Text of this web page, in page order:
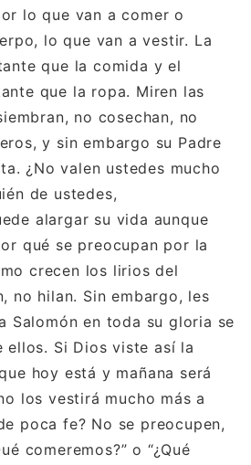
lo que van a comer o
lo que van a vestir. La
que la comida y el
que la ropa. Miren las
no cosechan, no
y sin embargo su Padre
¿No valen ustedes mucho
de ustedes,
alargar su vida aunque
qué se preocupan por la
crecen los lirios del
no hilan. Sin embargo, les
Salomón en toda su gloria se
Si Dios viste así la
hoy está y mañana será
los vestirá mucho más a
poca fe? No se preocupen,
comeremos?” o “¿Qué